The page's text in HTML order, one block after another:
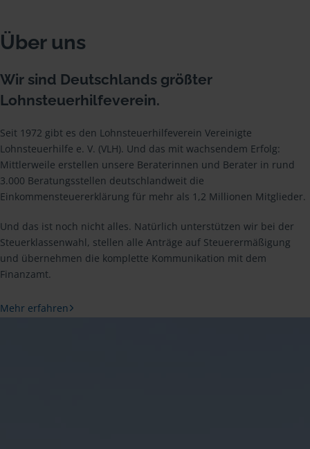
Über uns
Wir sind Deutschlands größter
Lohnsteuerhilfeverein.
Seit 1972 gibt es den Lohnsteuerhilfeverein Vereinigte
Lohnsteuerhilfe e. V. (VLH). Und das mit wachsendem Erfolg:
Mittlerweile erstellen unsere Beraterinnen und Berater in rund
3.000 Beratungsstellen deutschlandweit die
Einkommensteuererklärung für mehr als 1,2 Millionen Mitglieder.
Und das ist noch nicht alles. Natürlich unterstützen wir bei der
Steuerklassenwahl, stellen alle Anträge auf Steuerermäßigung
und übernehmen die komplette Kommunikation mit dem
Finanzamt.
Mehr erfahren